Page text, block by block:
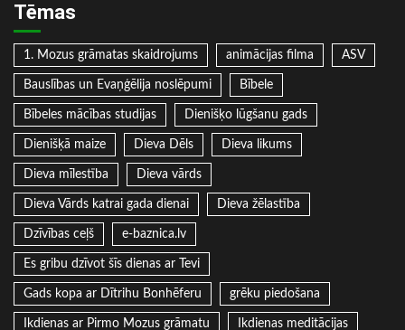
Tēmas
1. Mozus grāmatas skaidrojums animācijas filma ASV
Bauslības un Evaņģēlija noslēpumi Bībele
Bībeles mācības studijas Dienišķo lūgšanu gads
Dienišķā maize Dieva Dēls Dieva likums
Dieva mīlestība Dieva vārds
Dieva Vārds katrai gada dienai Dieva žēlastība
Dzīvības ceļš e-baznica.lv
Es gribu dzīvot šīs dienas ar Tevi
Gads kopa ar Dītrihu Bonhēferu grēku piedošana
Ikdienas ar Pirmo Mozus grāmatu Ikdienas meditācijas